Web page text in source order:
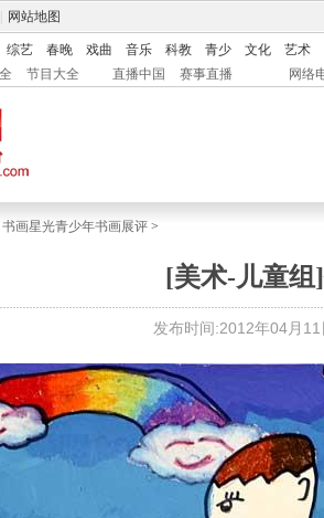
网站地图
综艺 春晚 戏曲 音乐 科教 青少 文化
艺术
节目大全 直播中国 赛事直播 网络
书画星光青少年书画展评 >
[美术-儿童组
发布时间:2012年04月